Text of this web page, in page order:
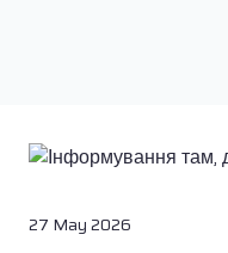
27 May 2026